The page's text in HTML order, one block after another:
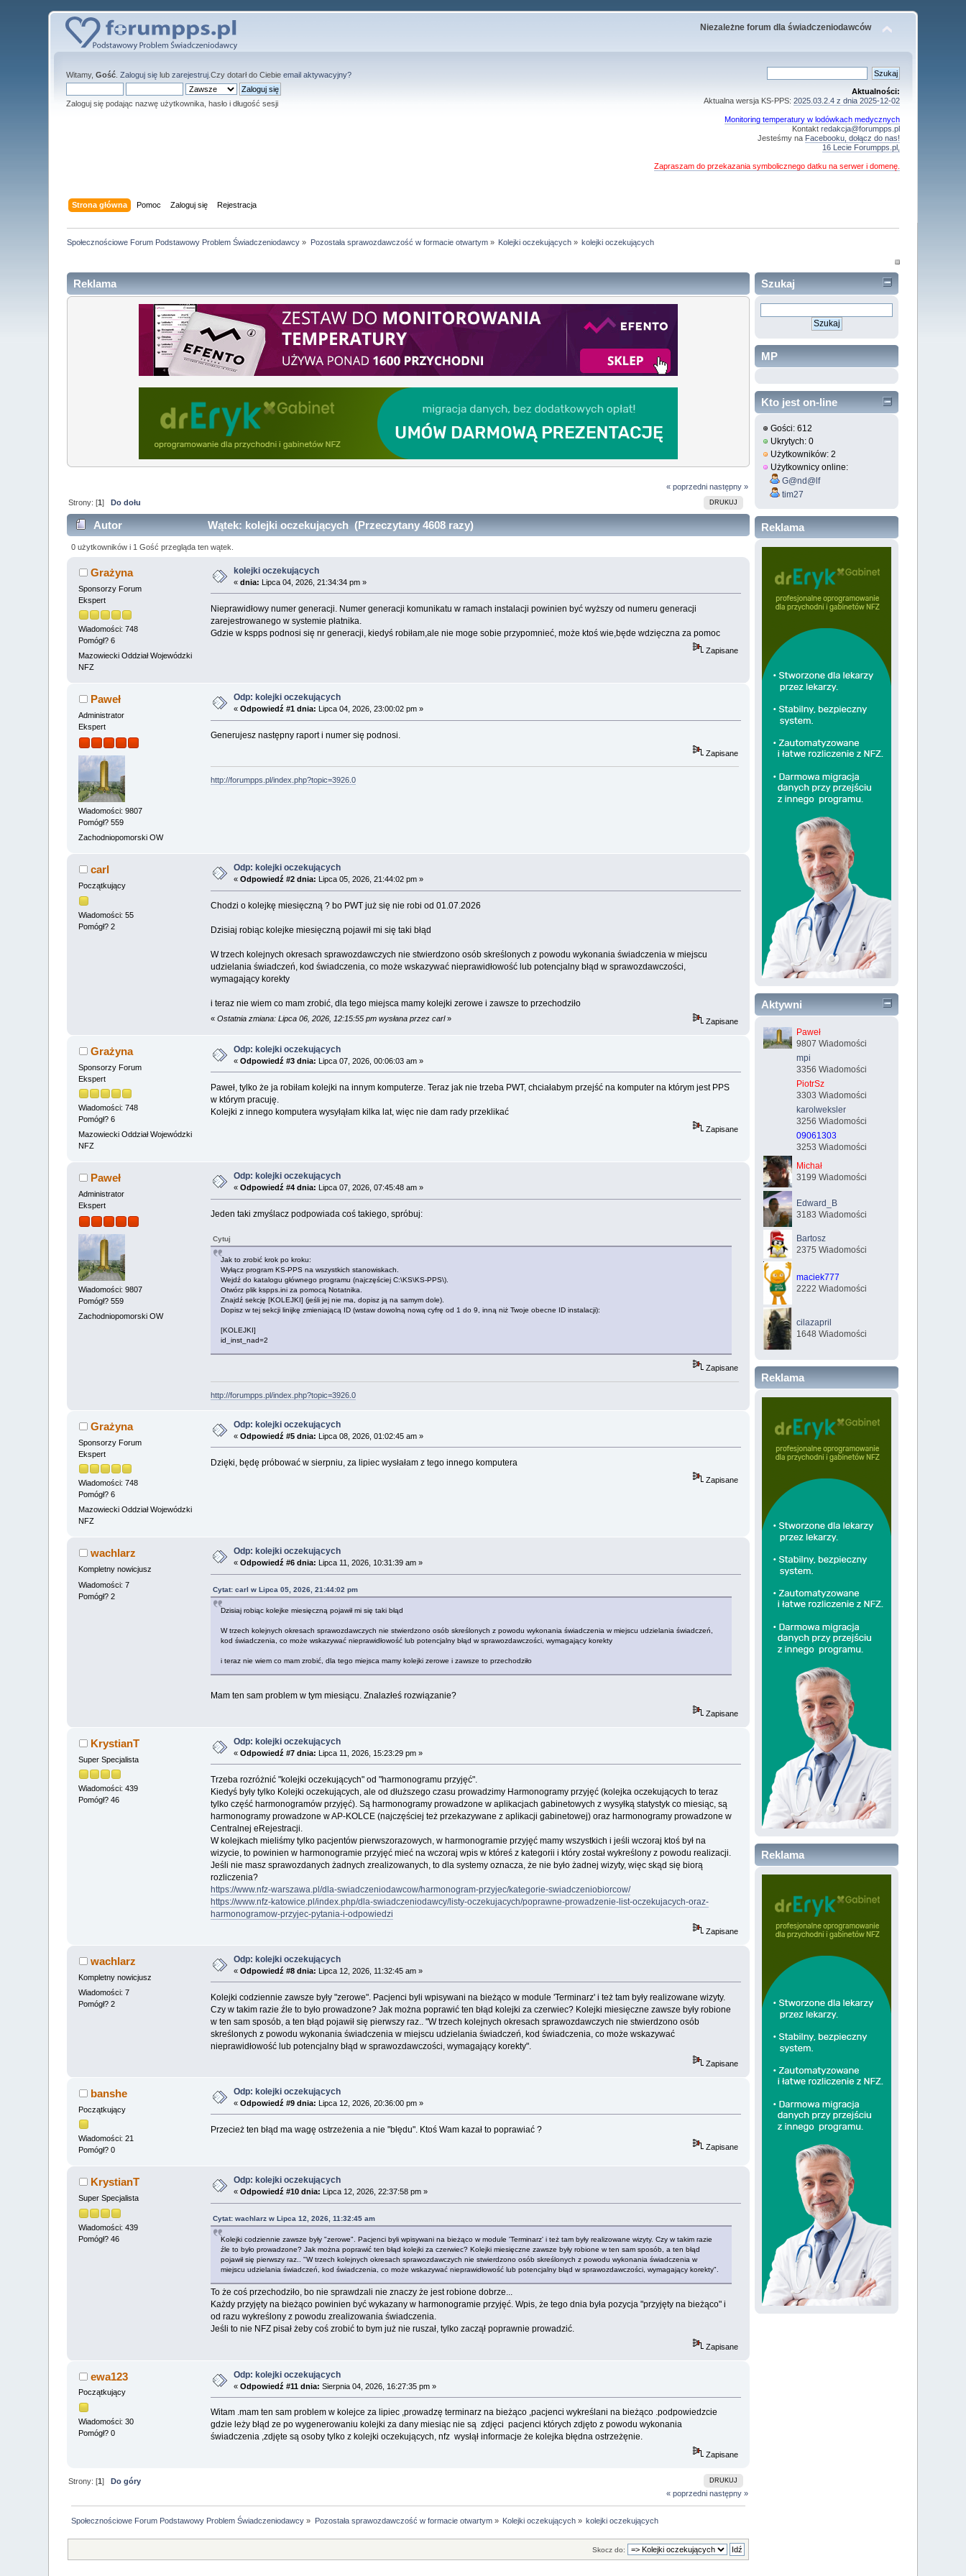
Niezależne forum dla świadczeniodawców
Witamy,Gość .Zaloguj się lubzarejestruj .Czy dotarł do Ciebieemail aktywacyjny?
Zaloguj się podając nazwę użytkownika, hasło i długość sesji
Aktualności:
Aktualna wersja KS-PPS: 2025.03.2.4 z dnia 2025-12-02
Monitoring temperatury w lodówkach medycznych
Kontakt redakcja@forumpps.pl
Jesteśmy na Facebooku, dołącz do nas!
16 Lecie Forumpps.pl,
Zapraszam do przekazania symbolicznego datku na serwer i domenę.
Strona główna Pomoc Zaloguj się Rejestracja
Społecznościowe Forum Podstawowy Problem Świadczeniodawcy » Pozostała sprawozdawczość w formacie otwartym» Kolejki oczekujących » kolejki oczekujących
Reklama
« poprzedni następny »
DRUKUJ
Strony: [1] Do dołu
Autor Wątek: kolejki oczekujących (Przeczytany 4608 razy)
0 użytkowników i 1 Gość przegląda ten wątek.
Grażyna
Sponsorzy Forum
Ekspert
Wiadomości: 748
Pomógł? 6
Mazowiecki Oddział Wojewódzki
NFZ
kolejki oczekujących
«dnia: Lipca 04, 2026, 21:34:34 pm »
Nieprawidłowy numer generacji. Numer generacji komunikatu w ramach instalacji powinien być wyższy od numeru generacji
zarejestrowanego w systemie płatnika.
Gdzie w kspps podnosi się nr generacji, kiedyś robiłam,ale nie moge sobie przypomnieć, może ktoś wie,będe wdzięczna za pomoc
Zapisane
Paweł
Administrator
Ekspert
Wiadomości: 9807
Pomógł? 559
Zachodniopomorski OW
Odp: kolejki oczekujących
«Odpowiedź #1 dnia: Lipca 04, 2026, 23:00:02 pm »
Generujesz następny raport i numer się podnosi.
Zapisane
http://forumpps.pl/index.php?topic=3926.0
carl
Początkujący
Wiadomości: 55
Pomógł? 2
Odp: kolejki oczekujących
«Odpowiedź #2 dnia: Lipca 05, 2026, 21:44:02 pm »
Chodzi o kolejkę miesięczną ? bo PWT już się nie robi od 01.07.2026
Dzisiaj robiąc kolejke miesięczną pojawił mi się taki błąd
W trzech kolejnych okresach sprawozdawczych nie stwierdzono osób skreślonych z powodu wykonania świadczenia w miejscu
udzielania świadczeń, kod świadczenia, co może wskazywać nieprawidłowość lub potencjalny błąd w sprawozdawczości,
wymagający korekty
i teraz nie wiem co mam zrobić, dla tego miejsca mamy kolejki zerowe i zawsze to przechodziło
« Ostatnia zmiana: Lipca 06, 2026, 12:15:55 pm wysłana przez carl» Zapisane
Grażyna
Sponsorzy Forum
Ekspert
Wiadomości: 748
Pomógł? 6
Mazowiecki Oddział Wojewódzki
NFZ
Odp: kolejki oczekujących
«Odpowiedź #3 dnia: Lipca 07, 2026, 00:06:03 am »
Paweł, tylko że ja robiłam kolejki na innym komputerze. Teraz jak nie trzeba PWT, chciałabym przejść na komputer na którym jest PPS
w którym pracuję.
Kolejki z innego komputera wysyłąłam kilka lat, więc nie dam rady przeklikać
Zapisane
Paweł
Administrator
Ekspert
Wiadomości: 9807
Pomógł? 559
Zachodniopomorski OW
Odp: kolejki oczekujących
«Odpowiedź #4 dnia: Lipca 07, 2026, 07:45:48 am »
Jeden taki zmyślacz podpowiada coś takiego, spróbuj:
Cytuj
Jak to zrobić krok po kroku:
Wyłącz program KS-PPS na wszystkich stanowiskach.
Wejdź do katalogu głównego programu (najczęściej C:\KS\KS-PPS\).
Otwórz plik kspps.ini za pomocą Notatnika.
Znajdź sekcję [KOLEJKI] (jeśli jej nie ma, dopisz ją na samym dole).
Dopisz w tej sekcji linijkę zmieniającą ID (wstaw dowolną nową cyfrę od 1 do 9, inną niż Twoje obecne ID instalacji):
[KOLEJKI]
id_inst_nad=2
Zapisane
http://forumpps.pl/index.php?topic=3926.0
Grażyna
Sponsorzy Forum
Ekspert
Wiadomości: 748
Pomógł? 6
Mazowiecki Oddział Wojewódzki
NFZ
Odp: kolejki oczekujących
«Odpowiedź #5 dnia: Lipca 08, 2026, 01:02:45 am »
Dzięki, będę próbować w sierpniu, za lipiec wysłałam z tego innego komputera
Zapisane
wachlarz
Kompletny nowicjusz
Wiadomości: 7
Pomógł? 2
Odp: kolejki oczekujących
«Odpowiedź #6 dnia: Lipca 11, 2026, 10:31:39 am »
Cytat: carl w Lipca 05, 2026, 21:44:02 pm
Dzisiaj robiąc kolejke miesięczną pojawił mi się taki błąd
W trzech kolejnych okresach sprawozdawczych nie stwierdzono osób skreślonych z powodu wykonania świadczenia w miejscu udzielania świadczeń,
kod świadczenia, co może wskazywać nieprawidłowość lub potencjalny błąd w sprawozdawczości, wymagający korekty
i teraz nie wiem co mam zrobić, dla tego miejsca mamy kolejki zerowe i zawsze to przechodziło
Mam ten sam problem w tym miesiącu. Znalazłeś rozwiązanie?
Zapisane
KrystianT
Super Specjalista
Wiadomości: 439
Pomógł? 46
Odp: kolejki oczekujących
«Odpowiedź #7 dnia: Lipca 11, 2026, 15:23:29 pm »
Trzeba rozróżnić "kolejki oczekujących" od "harmonogramu przyjęć".
Kiedyś były tylko Kolejki oczekujących, ale od dłuższego czasu prowadzimy Harmonogramy przyjęć (kolejka oczekujących to teraz
tylko część harmonogramów przyjęć). Są harmonogramy prowadzone w aplikacjach gabinetowych z wysyłką statystyk co miesiąc, są
harmonogramy prowadzone w AP-KOLCE (najczęściej też przekazywane z aplikacji gabinetowej) oraz harmonogramy prowadzone w
Centralnej eRejestracji.
W kolejkach mieliśmy tylko pacjentów pierwszorazowych, w harmonogramie przyjęć mamy wszystkich i jeśli wczoraj ktoś był na
wizycie, to powinien w harmonogramie przyjęć mieć na wczoraj wpis w któreś z kategorii i który został wykreślony z powodu realizacji.
Jeśli nie masz sprawozdanych żadnych zrealizowanych, to dla systemy oznacza, że nie było żadnej wizyty, więc skąd się biorą
rozliczenia?
https://www.nfz-warszawa.pl/dla-swiadczeniodawcow/harmonogram-przyjec/kategorie-swiadczeniobiorcow/
https://www.nfz-katowice.pl/index.php/dla-swiadczeniodawcy/listy-oczekujacych/poprawne-prowadzenie-list-oczekujacych-oraz-
harmonogramow-przyjec-pytania-i-odpowiedzi
Zapisane
wachlarz
Kompletny nowicjusz
Wiadomości: 7
Pomógł? 2
Odp: kolejki oczekujących
«Odpowiedź #8 dnia: Lipca 12, 2026, 11:32:45 am »
Kolejki codziennie zawsze były "zerowe". Pacjenci byli wpisywani na bieżąco w module 'Terminarz' i też tam były realizowane wizyty.
Czy w takim razie źle to było prowadzone? Jak można poprawić ten błąd kolejki za czerwiec? Kolejki miesięczne zawsze były robione
w ten sam sposób, a ten błąd pojawił się pierwszy raz.. "W trzech kolejnych okresach sprawozdawczych nie stwierdzono osób
skreślonych z powodu wykonania świadczenia w miejscu udzielania świadczeń, kod świadczenia, co może wskazywać
nieprawidłowość lub potencjalny błąd w sprawozdawczości, wymagający korekty".
Zapisane
banshe
Początkujący
Wiadomości: 21
Pomógł? 0
Odp: kolejki oczekujących
«Odpowiedź #9 dnia: Lipca 12, 2026, 20:36:00 pm »
Przecież ten błąd ma wagę ostrzeżenia a nie "błędu". Ktoś Wam kazał to poprawiać ?
Zapisane
KrystianT
Super Specjalista
Wiadomości: 439
Pomógł? 46
Odp: kolejki oczekujących
«Odpowiedź #10 dnia: Lipca 12, 2026, 22:37:58 pm »
Cytat: wachlarz w Lipca 12, 2026, 11:32:45 am
Kolejki codziennie zawsze były "zerowe". Pacjenci byli wpisywani na bieżąco w module 'Terminarz' i też tam były realizowane wizyty. Czy w takim razie
źle to było prowadzone? Jak można poprawić ten błąd kolejki za czerwiec? Kolejki miesięczne zawsze były robione w ten sam sposób, a ten błąd
pojawił się pierwszy raz.. "W trzech kolejnych okresach sprawozdawczych nie stwierdzono osób skreślonych z powodu wykonania świadczenia w
miejscu udzielania świadczeń, kod świadczenia, co może wskazywać nieprawidłowość lub potencjalny błąd w sprawozdawczości, wymagający korekty".
To że coś przechodziło, bo nie sprawdzali nie znaczy że jest robione dobrze...
Każdy przyjęty na bieżąco powinien być wykazany w harmonogramie przyjęć. Wpis, że tego dnia była pozycja "przyjęty na bieżąco" i
od razu wykreślony z powodu zrealizowania świadczenia.
Jeśli to nie NFZ pisał żeby coś zrobić to bym już nie ruszał, tylko zaczął poprawnie prowadzić.
Zapisane
ewa123
Początkujący
Wiadomości: 30
Pomógł? 0
Odp: kolejki oczekujących
«Odpowiedź #11 dnia: Sierpnia 04, 2026, 16:27:35 pm »
Witam .mam ten sam problem w kolejce za lipiec ,prowadzę terminarz na bieżąco ,pacjenci wykreślani na bieżąco .podpowiedzcie
gdzie leży błąd ze po wygenerowaniu kolejki za dany miesiąc nie są zdjęci pacjenci których zdjęto z powodu wykonania
świadczenia ,zdjęte są osoby tylko z kolejki oczekujących, nfz wysłął informacje że kolejka błędna ostrzeżęnie.
Zapisane
DRUKUJ
Strony: [1]Do góry
« poprzedni następny »
Społecznościowe Forum Podstawowy Problem Świadczeniodawcy » Pozostała sprawozdawczość w formacie otwartym» Kolejki oczekujących » kolejki oczekujących
Skocz do:
Szukaj
MP
Kto jest on-line
Gości: 612
Ukrytych: 0
Użytkowników: 2
Użytkownicy online:
G@nd@lf
tim27
Reklama
Aktywni
Paweł
9807 Wiadomości
mpi
3356 Wiadomości
PiotrSz
3303 Wiadomości
karolweksler
3256 Wiadomości
09061303
3253 Wiadomości
Michał
3199 Wiadomości
Edward_B
3183 Wiadomości
Bartosz
2375 Wiadomości
maciek777
2222 Wiadomości
cilazapril
1648 Wiadomości
Reklama
Reklama